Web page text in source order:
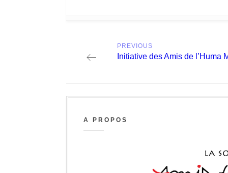
navigation
PREVIOUS
Previous
Initiative des Amis de l’Huma
A PROPOS